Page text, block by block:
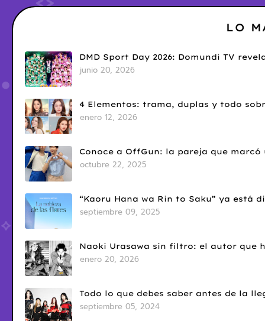
LO
DMD Sport Day 2026: Domundi TV
junio 20, 2026
4 Elementos: trama, duplas y todo
enero 12, 2026
Conoce a OffGun: la pareja que
octubre 22, 2025
“Kaoru Hana wa Rin to Saku” ya está
septiembre 09, 2025
Naoki Urasawa sin filtro: el autor que
enero 20, 2026
Todo lo que debes saber antes de la
septiembre 05, 2024